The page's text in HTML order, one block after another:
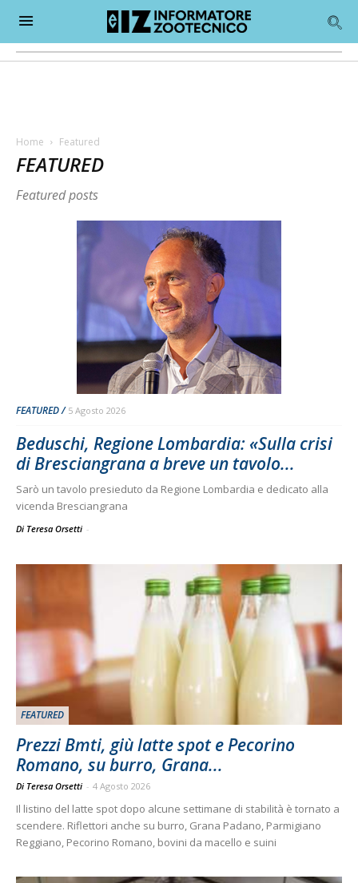
Home Featured
FEATURED
Featured posts
FEATURED 5 Agosto 2026
Beduschi, Regione Lombardia: «Sulla crisi
di Bresciangrana a breve un tavolo...
Sarò un tavolo presieduto da Regione Lombardia e dedicato alla
vicenda Bresciangrana
Di Teresa Orsetti -
FEATURED
Prezzi Bmti, giù latte spot e Pecorino
Romano, su burro, Grana...
Di Teresa Orsetti - 4 Agosto 2026
Il listino del latte spot dopo alcune settimane di stabilità è tornato a
scendere. Riflettori anche su burro, Grana Padano, Parmigiano
Reggiano, Pecorino Romano, bovini da macello e suini